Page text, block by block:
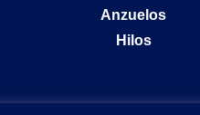
Anzuelos
Hilos